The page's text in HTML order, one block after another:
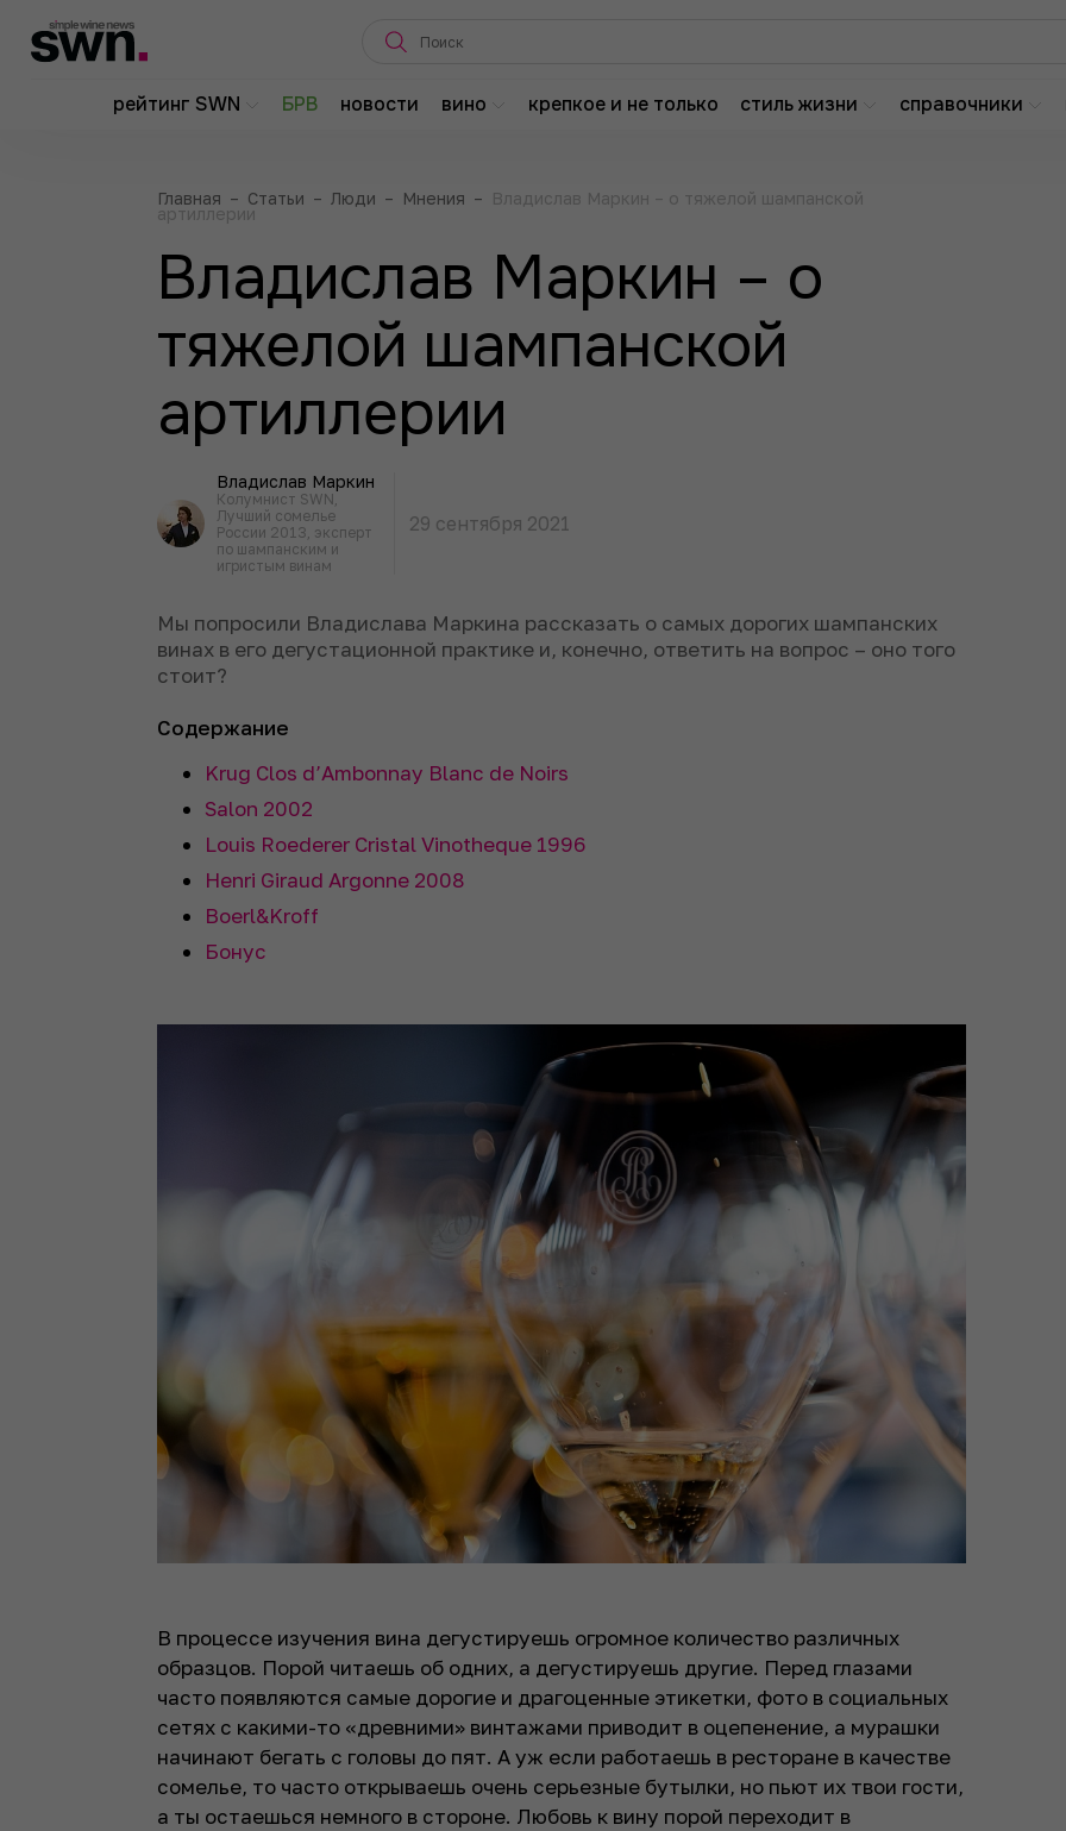
рейтинг SWN БРВ новости вино крепкое и не только стиль жизни справочники
Главная – Статьи – Люди – Мнения – Владислав Маркин – о тяжелой шампанской
артиллерии
Владислав Маркин – о
тяжелой шампанской
артиллерии
Владислав Маркин
Колумнист SWN,
Лучший сомелье
России 2013, эксперт
по шампанским и
игристым винам
29 сентября 2021
Мы попросили Владислава Маркина рассказать о самых дорогих шампанских
винах в его дегустационной практике и, конечно, ответить на вопрос – оно того
стоит?
Содержание
Krug Clos d’Ambonnay Blanc de Noirs
Salon 2002
Louis Roederer Cristal Vinotheque 1996
Henri Giraud Argonne 2008
Boerl&Kroff
Бонус
В процессе изучения вина дегустируешь огромное количество различных
образцов. Порой читаешь об одних, а дегустируешь другие. Перед глазами
часто появляются самые дорогие и драгоценные этикетки, фото в социальных
сетях с какими-то «древними» винтажами приводит в оцепенение, а мурашки
начинают бегать с головы до пят. А уж если работаешь в ресторане в качестве
сомелье, то часто открываешь очень серьезные бутылки, но пьют их твои гости,
а ты остаешься немного в стороне. Любовь к вину порой переходит в